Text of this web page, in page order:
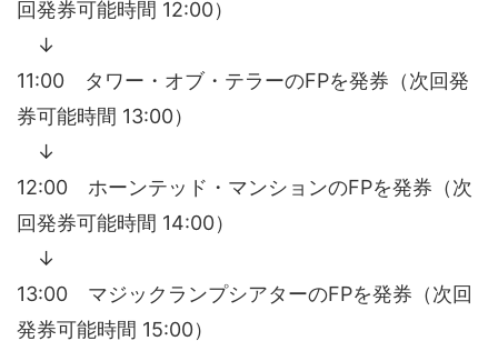
回発券可能時間 12:00）
↓
11:00 タワー・オブ・テラーのFPを発券（次回発
券可能時間 13:00）
↓
12:00 ホーンテッド・マンションのFPを発券（次
回発券可能時間 14:00）
↓
13:00 マジックランプシアターのFPを発券（次回
発券可能時間 15:00）